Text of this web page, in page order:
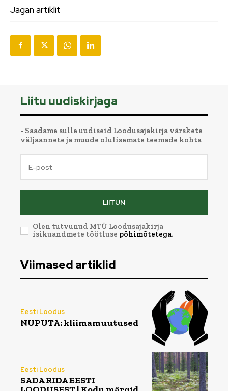
Jagan artiklit
Liitu uudiskirjaga
- Saadame sulle uudiseid Loodusajakirja värskete
väljaannete ja muude olulisemate teemade kohta
LIITUN
Olen tutvunud MTÜ Loodusajakirja
isikuandmete töötluse põhimõtetega.
Viimased artiklid
Eesti Loodus
NUPUTA: kliimamuutused
Eesti Loodus
SADA RIDA EESTI